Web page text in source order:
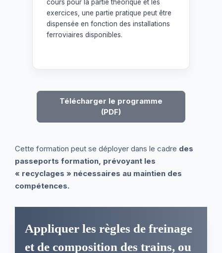
cours pour la partie théorique et les
exercices, une partie pratique peut être
dispensée en fonction des installations
ferroviaires disponibles.
Télécharger le programme
(PDF)
Cette formation peut se déployer dans le cadre des
passeports formation, prévoyant les
« recyclages » nécessaires au maintien des
compétences.
Appliquer les règles de freinage
et de composition des trains, ou